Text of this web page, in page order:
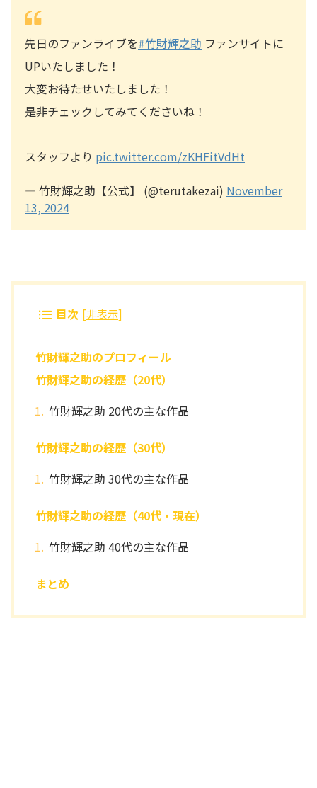
先日のファンライブを#竹財輝之助 ファンサイトに
UPいたしました！
大変お待たせいたしました！
是非チェックしてみてくださいね！
スタッフより pic.twitter.com/zKHFitVdHt
— 竹財輝之助【公式】 (@terutakezai) November
13, 2024
目次 [非表示]
竹財輝之助のプロフィール
竹財輝之助の経歴（20代）
竹財輝之助 20代の主な作品
竹財輝之助の経歴（30代）
竹財輝之助 30代の主な作品
竹財輝之助の経歴（40代・現在）
竹財輝之助 40代の主な作品
まとめ